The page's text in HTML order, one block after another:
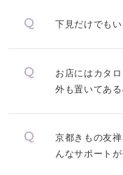
下見だけでもい
お店にはカタ
外も置いてある
京都きもの友
んなサポート